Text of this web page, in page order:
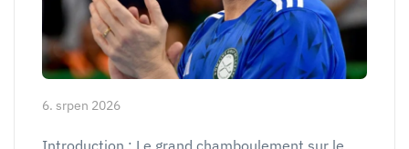
6. srpen 2026